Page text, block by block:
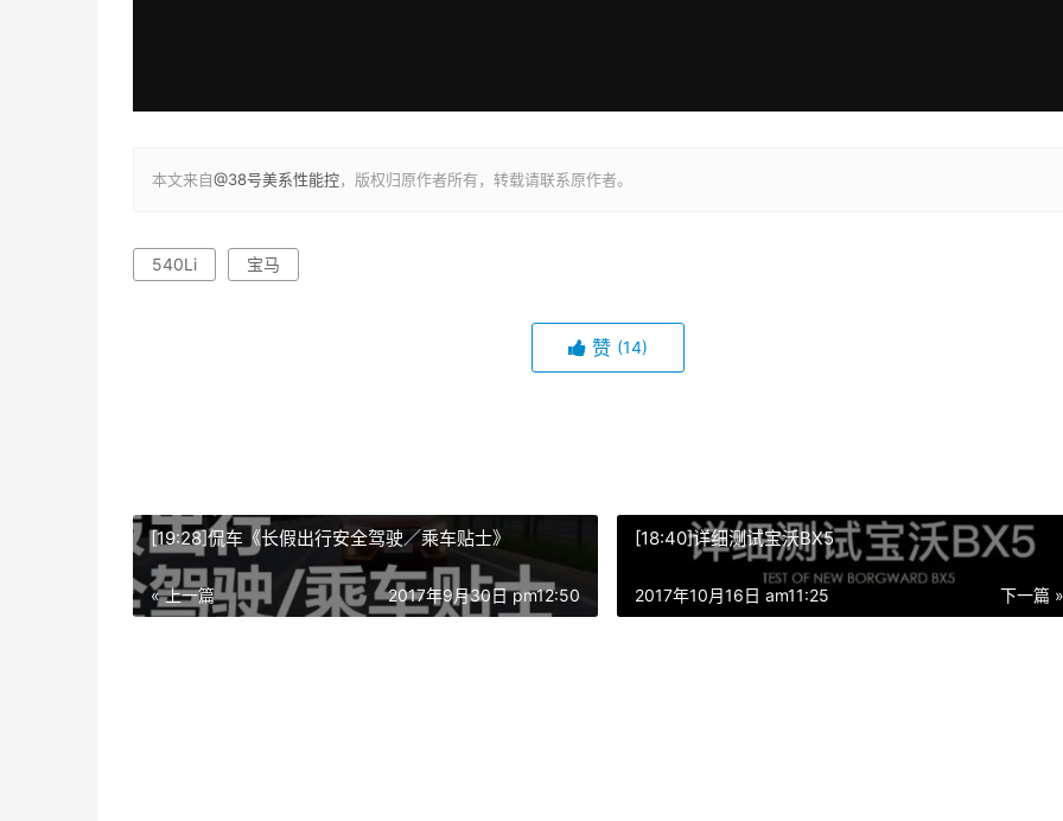
本文来自@38号美系性能控，版权归原作者所有，转载请联系原作者。
540Li 宝马
赞 (14)
[19:28]侃车《长假出行安全驾驶／乘车贴士》
« 上一篇 2017年9月30日 pm12:50
[18:40]详细测试宝沃BX5
下一篇 »
2017年10月16日 am11:25